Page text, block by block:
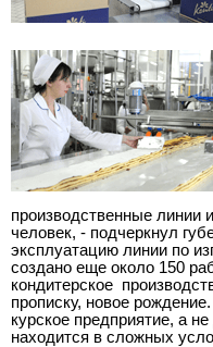
производственные линии
человек, - подчеркнул
эксплуатацию линии по
создано еще около 150
кондитерское
прописку, новое
курское предприятие, а
находится в сложных